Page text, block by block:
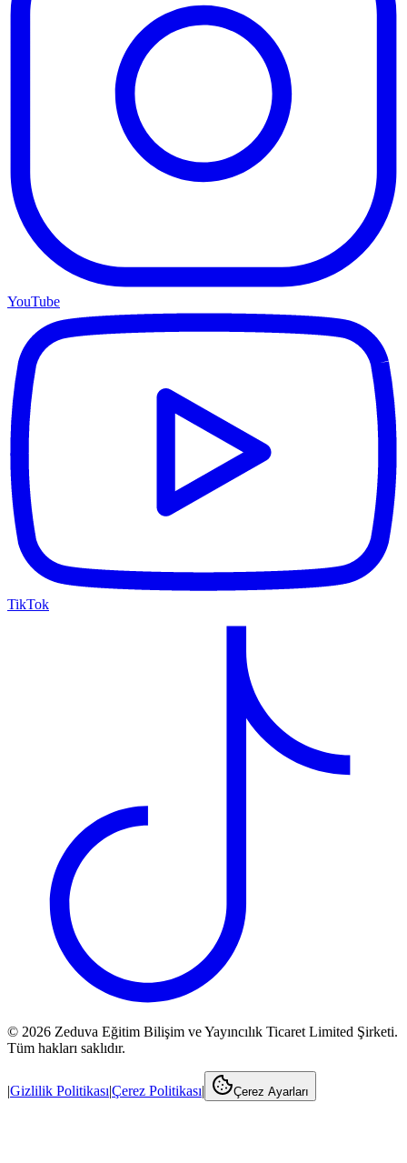
YouTube
TikTok
© 2026 Zeduva Eğitim Bilişim ve Yayıncılık Ticaret Limited Şirketi.
Tüm hakları saklıdır.
|Gizlilik Politikası|Çerez Politikası| Çerez Ayarları